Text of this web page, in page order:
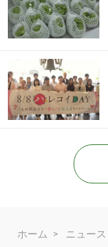
ホーム ニュース